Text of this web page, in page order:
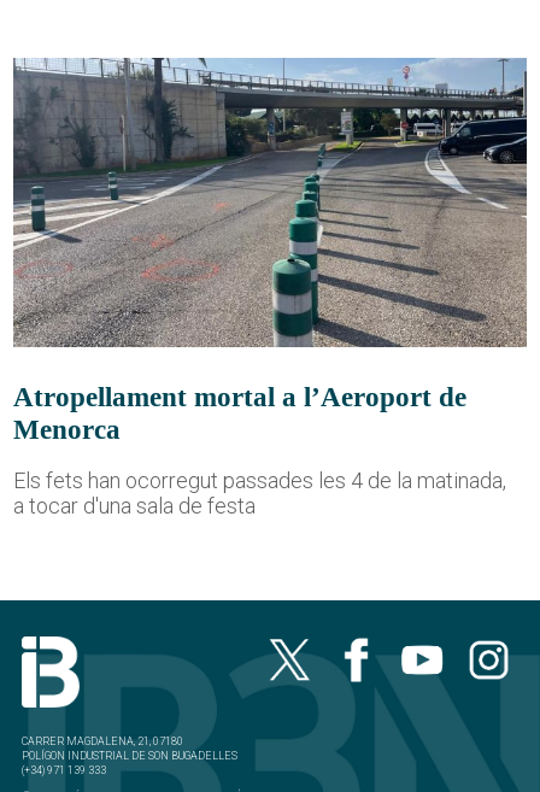
Atropellament mortal a l’Aeroport de
Menorca
Els fets han ocorregut passades les 4 de la matinada,
a tocar d'una sala de festa
CARRER MAGDALENA, 21, 07180
POLÍGON INDUSTRIAL DE SON BUGADELLES
(+34) 971 139 333